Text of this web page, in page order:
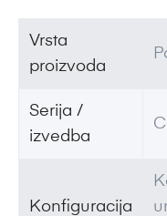
Vrsta
proizvoda
Serija /
izvedba
Konfiguracija